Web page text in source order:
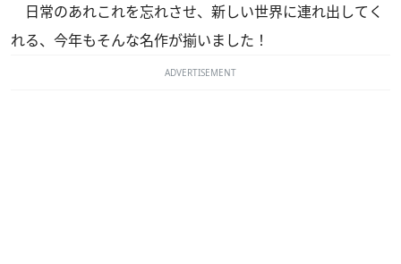
日常のあれこれを忘れさせ、新しい世界に連れ出してく
れる、今年もそんな名作が揃いました！
ADVERTISEMENT